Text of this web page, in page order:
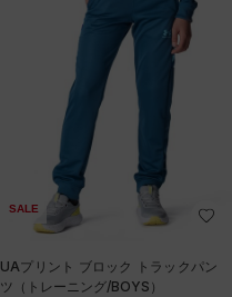
SALE
UAプリント ブロック トラックパン
ツ（トレーニング/BOYS）